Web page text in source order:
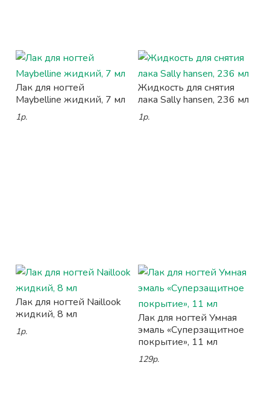
Лак для ногтей
Maybelline жидкий, 7 мл
1р.
Жидкость для снятия
лака Sally hansen, 236 мл
1р.
Лак для ногтей Naillook
жидкий, 8 мл
1р.
Лак для ногтей Умная
эмаль «Суперзащитное
покрытие», 11 мл
129р.